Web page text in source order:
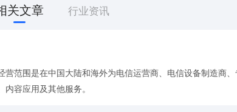
关文章 行业资讯
营范围是在中国大陆和海外为电信运营商、电信设备制造商
容应用及其他服务。